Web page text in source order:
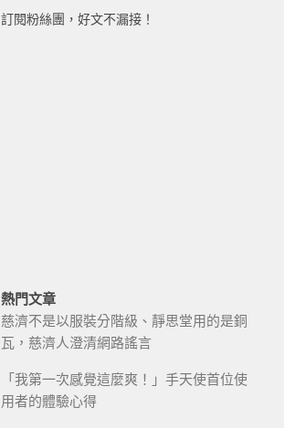
訂閱粉絲團，好文不漏接！
熱門文章
慈濟不是以服裝分階級、靜思堂用的是銅
瓦，慈濟人澄清網路謠言
「我第一次感覺這麼爽！」手天使首位使
用者的體驗心得